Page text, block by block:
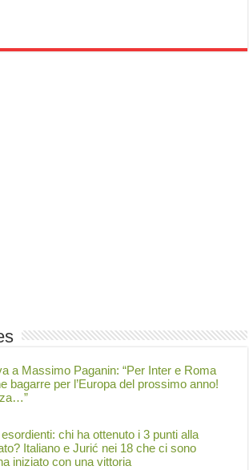
a Massimo Paganin: “Per Inter e Roma
bagarre per l’Europa del prossimo anno!
chi ha ottenuto i 3 punti alla
Italiano e Jurić nei 18 che ci sono
iniziato con una vittoria